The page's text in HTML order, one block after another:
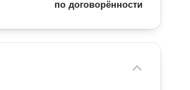
по договорённости